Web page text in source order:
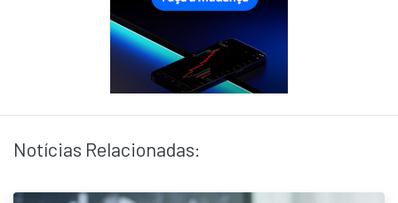
Notícias Relacionadas: